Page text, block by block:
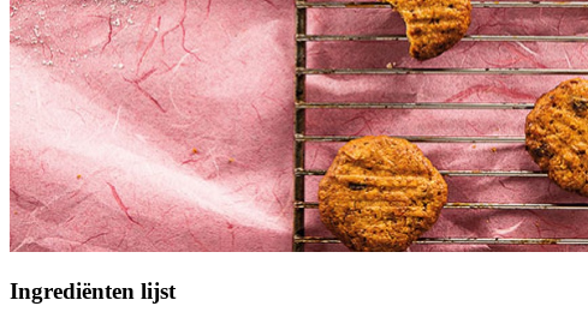
Ingrediënten lijst